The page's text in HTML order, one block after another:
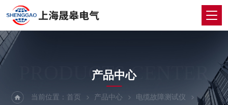
PRODUCTS CENTER
产品中心
当前位置：首页 产品中心 电缆故障测试仪 电缆故